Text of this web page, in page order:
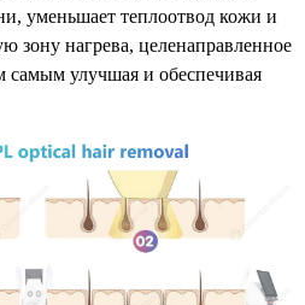
уменьшает теплоотвод кожи и
зону нагрева, целенаправленное
улучшая и обеспечивая